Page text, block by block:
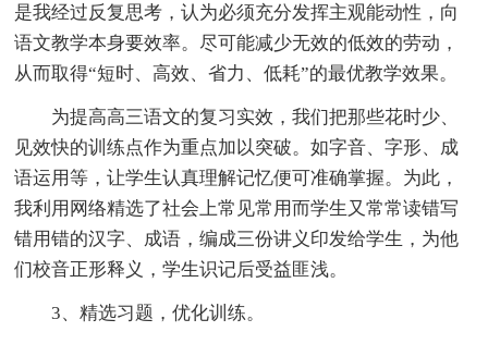
是我经过反复思考，认为必须充分发挥主观能动性，向
语文教学本身要效率。尽可能减少无效的低效的劳动，
从而取得“短时、高效、省力、低耗”的最优教学效果。
为提高高三语文的复习实效，我们把那些花时少、
见效快的训练点作为重点加以突破。如字音、字形、成
语运用等，让学生认真理解记忆便可准确掌握。为此，
我利用网络精选了社会上常见常用而学生又常常读错写
错用错的汉字、成语，编成三份讲义印发给学生，为他
们校音正形释义，学生识记后受益匪浅。
3、精选习题，优化训练。